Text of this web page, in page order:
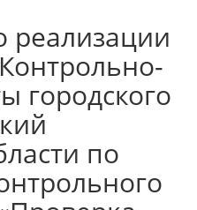
городского
по